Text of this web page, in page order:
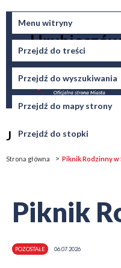
Menu witryny
Przejdź do treści
Przejdź do wyszukiwania
Przejdź do mapy strony
Przejdź do stopki
Miasto
Hrubieszów
Jesteś tutaj
Strona główna Piknik Rodzinny w
Piknik
06.07.2026
POZOSTAŁE